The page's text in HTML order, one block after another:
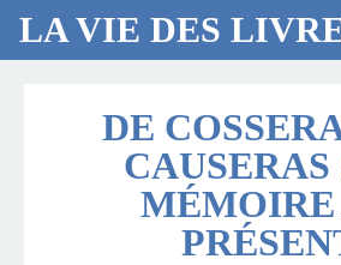
LA VIE DES
DE
MÉMOIRE